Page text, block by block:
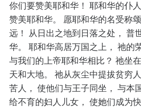
你们要赞美耶和华！ 耶和华的仆
赞美耶和华。 愿耶和华的名受称
远！ 从日出之地到日落之处， 普
华。 耶和华高居万国之上， 祂的
与我们的上帝耶和华相比？ 祂坐
天和大地。 祂从灰尘中提拔贫穷
苦人， 使他们与王子同坐， 与本
给不育的妇人儿女， 使她们成为